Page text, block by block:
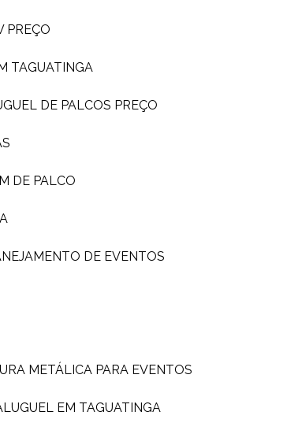
PREÇO
TAGUATINGA
DE PALCOS PREÇO
DE PALCO
DE EVENTOS
METÁLICA PARA EVENTOS
EM TAGUATINGA